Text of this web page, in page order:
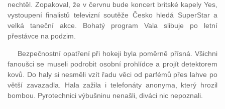
nechtěl. Zopakoval, že v červnu bude koncert britské kapely Yes,
vystoupení finalistů televizní soutěže Česko hledá SuperStar a
velká taneční akce. Bohatý program Vala slibuje po letní
přestávce na podzim.
Bezpečnostní opatření při hokeji byla poměrně přísná. Všichni
fanoušci se museli podrobit osobní prohlídce a projít detektorem
kovů. Do haly si nesměli vzít řadu věci od parfémů přes lahve po
větší zavazadla. Hala zažila i telefonáty anonyma, který hrozil
bombou. Pyrotechnici výbušninu nenašli, diváci nic nepoznali.